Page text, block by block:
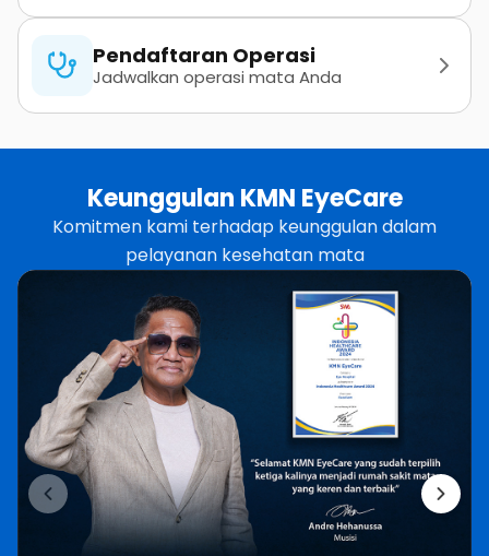
Pendaftaran Operasi
Jadwalkan operasi mata Anda
Keunggulan KMN EyeCare
Komitmen kami terhadap keunggulan dalam
pelayanan kesehatan mata